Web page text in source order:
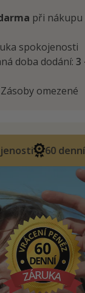
při nákupu
spokojenosti
doba dodání: 3
omezené
záruka